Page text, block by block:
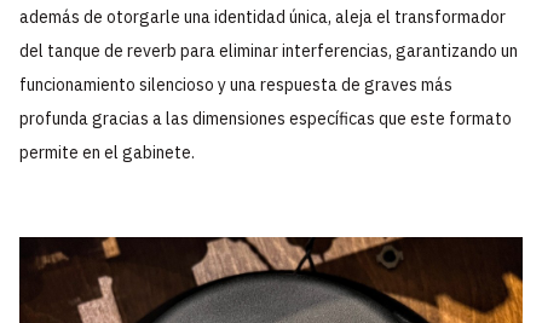
además de otorgarle una identidad única, aleja el transformador
del tanque de reverb para eliminar interferencias, garantizando un
funcionamiento silencioso y una respuesta de graves más
profunda gracias a las dimensiones específicas que este formato
permite en el gabinete.